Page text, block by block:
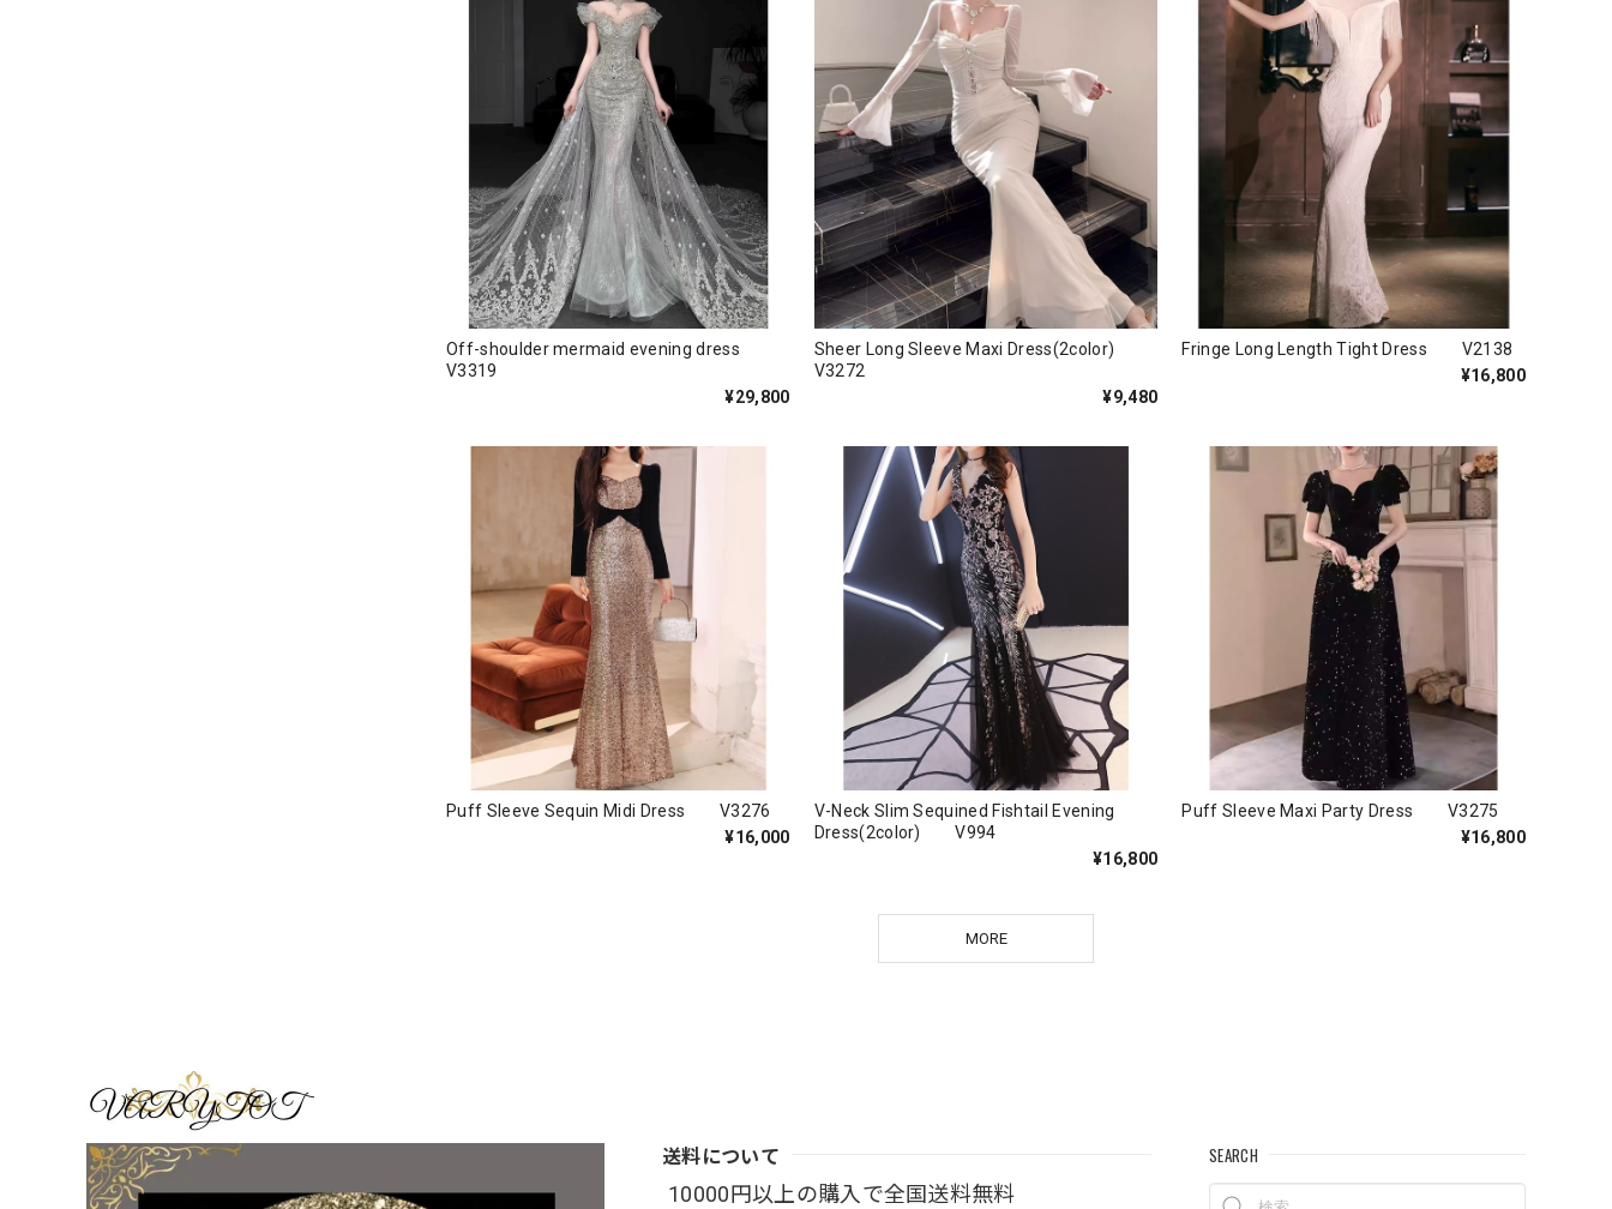
Off-shoulder mermaid evening dress
V3319
¥29,800
Sheer Long Sleeve Maxi Dress(2color)
V3272
¥9,480
Fringe Long Length Tight Dress V2138
¥16,800
Puff Sleeve Sequin Midi Dress V3276
¥16,000
V-Neck Slim Sequined Fishtail Evening
Dress(2color) V994
¥16,800
Puff Sleeve Maxi Party Dress V3275
¥16,800
MORE
送料について
10000円以上の購入で全国送料無料
SEARCH